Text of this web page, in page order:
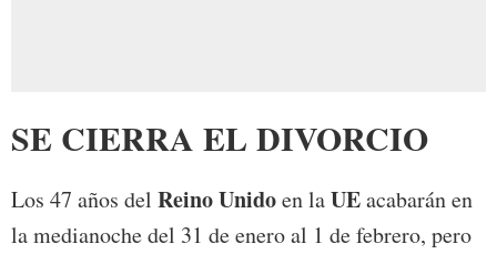
SE CIERRA EL DIVORCIO
Los 47 años del Reino Unidoen laUEacabarán en
la medianoche del 31 de enero al 1 de febrero, pero